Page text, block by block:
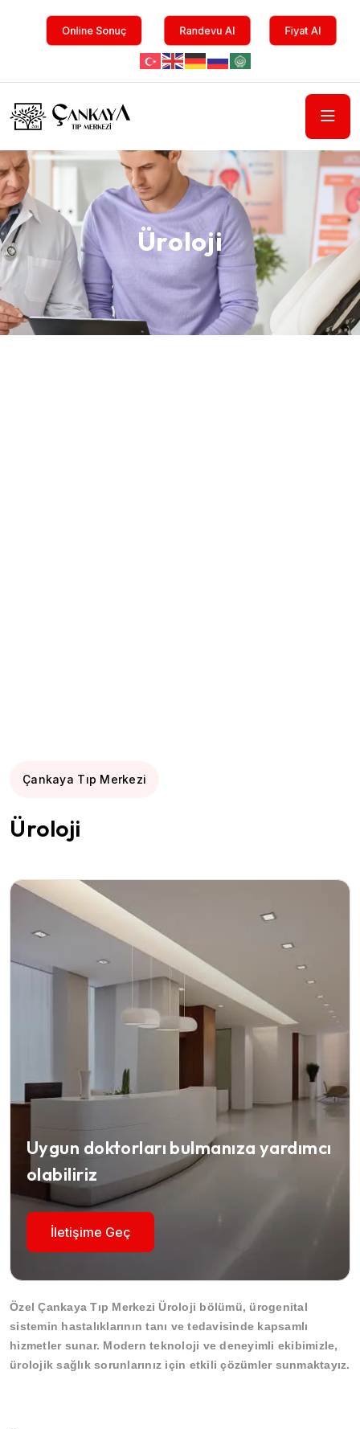
Online Sonuç Randevu Al Fiyat Al
Üroloji
Çankaya Tıp Merkezi
Üroloji
Uygun doktorları bulmanıza yardımcı
olabiliriz
İletişime Geç
Özel Çankaya Tıp Merkezi Üroloji bölümü, ürogenital
sistemin hastalıklarının tanı ve tedavisinde kapsamlı
hizmetler sunar. Modern teknoloji ve deneyimli ekibimizle,
ürolojik sağlık sorunlarınız için etkili çözümler sunmaktayız.